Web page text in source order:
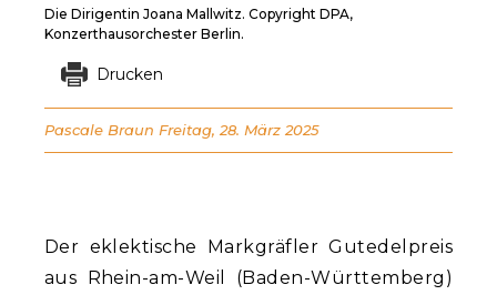
Der eklektische Markgräfler Gutedelpreis
aus Rhein-am-Weil (Baden-Württemberg)
Die Dirigentin Joana Mallwitz. Copyright DPA,
Konzerthausorchester Berlin.
Drucken
Pascale Braun Freitag, 28. März 2025